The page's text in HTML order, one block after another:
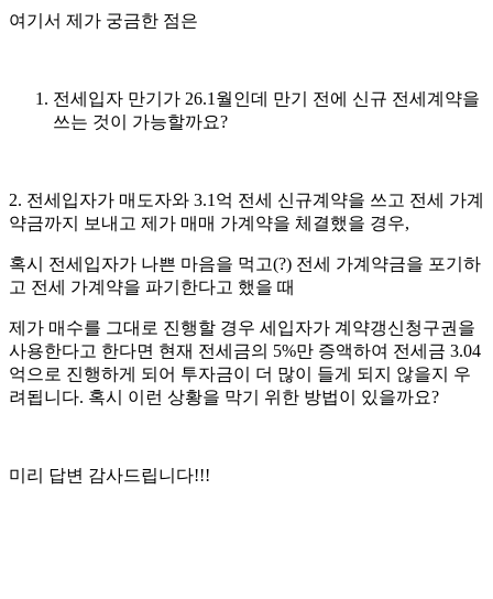
여기서 제가 궁금한 점은
전세입자 만기가 26.1월인데 만기 전에 신규 전세계약을
쓰는 것이 가능할까요?
2. 전세입자가 매도자와 3.1억 전세 신규계약을 쓰고 전세 가계
약금까지 보내고 제가 매매 가계약을 체결했을 경우,
혹시 전세입자가 나쁜 마음을 먹고(?) 전세 가계약금을 포기하
고 전세 가계약을 파기한다고 했을 때
제가 매수를 그대로 진행할 경우 세입자가 계약갱신청구권을
사용한다고 한다면 현재 전세금의 5%만 증액하여 전세금 3.04
억으로 진행하게 되어 투자금이 더 많이 들게 되지 않을지 우
려됩니다. 혹시 이런 상황을 막기 위한 방법이 있을까요?
미리 답변 감사드립니다!!!